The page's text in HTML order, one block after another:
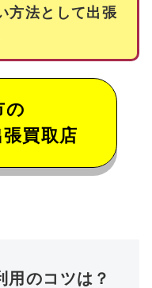
方法として出張
の
買取店
用のコツは？